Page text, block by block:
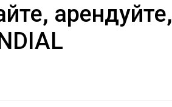
арендуйте,